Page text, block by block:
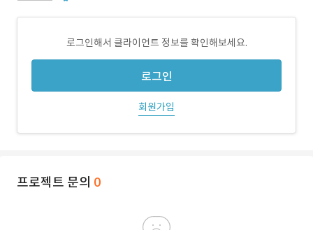
로그인해서 클라이언트 정보를 확인해보세요.
로그인
회원가입
프로젝트 문의 0